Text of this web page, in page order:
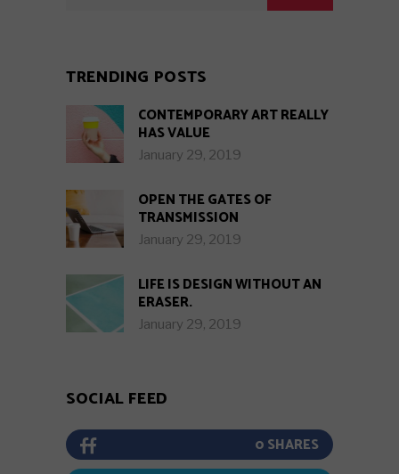
TRENDING POSTS
CONTEMPORARY ART REALLY
HAS VALUE
January 29, 2019
OPEN THE GATES OF
TRANSMISSION
January 29, 2019
LIFE IS DESIGN WITHOUT AN
ERASER.
January 29, 2019
SOCIAL FEED
0